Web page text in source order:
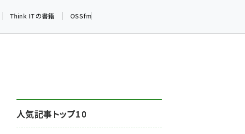
仲間と築いた勝利の絆～
drupal (1921)
genai (1464)
Think ITの書籍 OSSfm
人気記事トップ10